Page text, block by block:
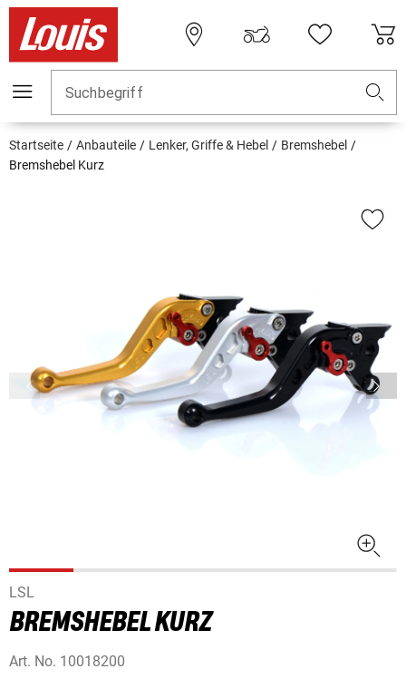
Suchbegriff
Startseite Anbauteile Lenker, Griffe & Hebel
Bremshebel
Bremshebel Kurz
LSL
BREMSHEBEL KURZ
Art. No. 10018200